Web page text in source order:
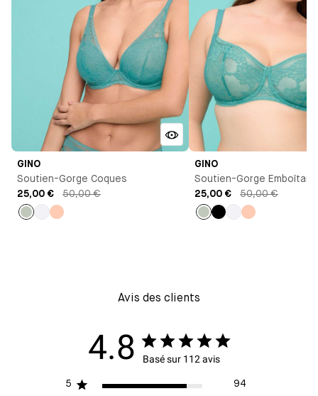
GINO
Soutien-Gorge Coques
25,00 €
50,00 €
GINO
Soutien-Gorge Emboîtant
25,00 €
50,00 €
Avis des clients
4.8 Basé sur 112 avis
5
94